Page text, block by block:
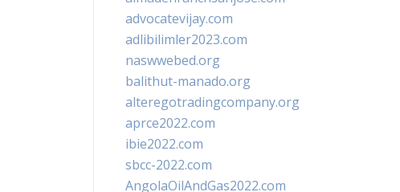
advocatevijay.com
adlibilimler2023.com
naswwebed.org
balithut-manado.org
alteregotradingcompany.org
aprce2022.com
ibie2022.com
sbcc-2022.com
AngolaOilAndGas2022.com